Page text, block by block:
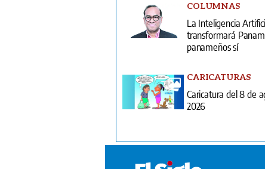
COLUMNAS
La Inteligencia
transformará
panameños sí
CARICATURAS
Caricatura del 8 de
2026